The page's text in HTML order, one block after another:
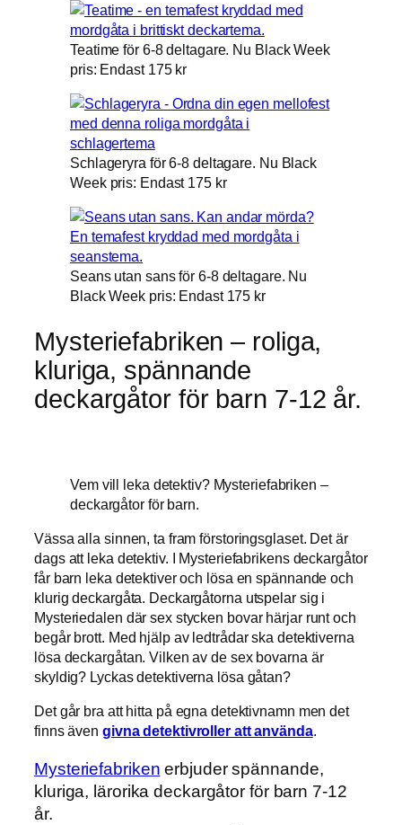
Teatime för 6-8 deltagare. Nu Black Week
pris: Endast 175 kr
Schlageryra för 6-8 deltagare. Nu Black
Week pris: Endast 175 kr
Seans utan sans för 6-8 deltagare. Nu
Black Week pris: Endast 175 kr
Mysteriefabriken – roliga,
kluriga, spännande
deckargåtor för barn 7-12 år.
Vem vill leka detektiv? Mysteriefabriken –
deckargåtor för barn.
Vässa alla sinnen, ta fram förstoringsglaset. Det är
dags att leka detektiv. I Mysteriefabrikens deckargåtor
får barn leka detektiver och lösa en spännande och
klurig deckargåta. Deckargåtorna utspelar sig i
Mysteriedalen där sex stycken bovar härjar runt och
begår brott. Med hjälp av ledtrådar ska detektiverna
lösa deckargåtan. Vilken av de sex bovarna är
skyldig? Lyckas detektiverna lösa gåtan?
Det går bra att hitta på egna detektivnamn men det
finns även givna detektivroller att använda.
Mysteriefabriken erbjuder spännande,
kluriga, lärorika deckargåtor för barn 7-12
år.